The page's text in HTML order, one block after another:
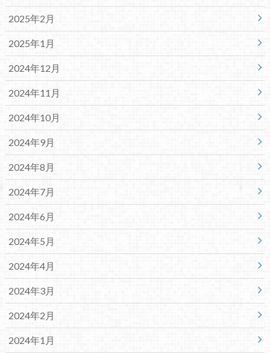
2025年2月
2025年1月
2024年12月
2024年11月
2024年10月
2024年9月
2024年8月
2024年7月
2024年6月
2024年5月
2024年4月
2024年3月
2024年2月
2024年1月